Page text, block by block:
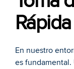
En nuestro
es fundamental.